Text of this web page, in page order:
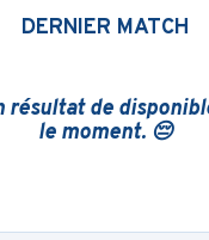
DERNIER MATCH
résultat de
le moment. 😔